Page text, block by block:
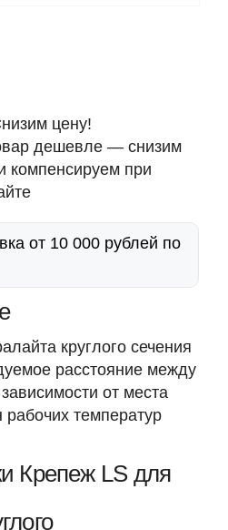
цену!
дешевле — снизим
компенсируем при
от 10 000 рублей по
круглого сечения
расстояние между
от места
температур
Крепеж LS для